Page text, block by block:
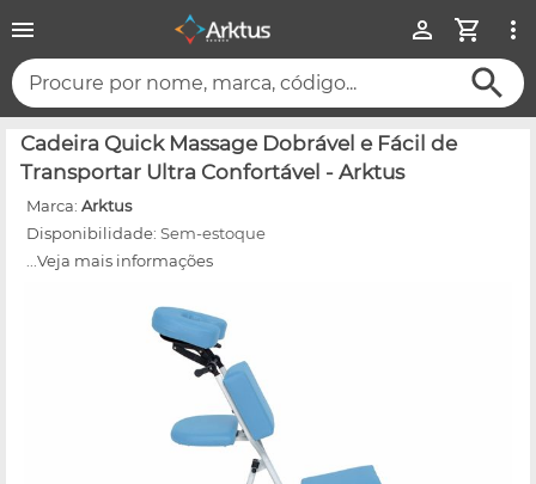
Procure por nome, marca, código...
Cadeira Quick Massage Dobrável e Fácil de
Transportar Ultra Confortável - Arktus
Marca: Arktus
Disponibilidade: Sem-estoque
...Veja mais informações